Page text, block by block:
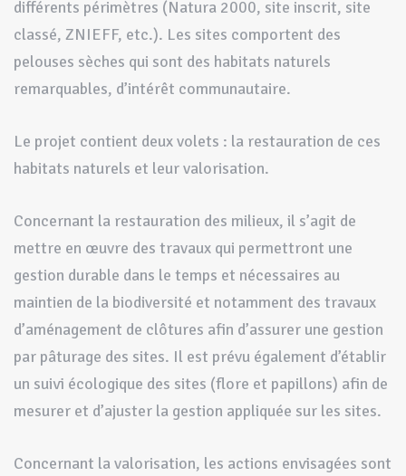
différents périmètres (Natura 2000, site inscrit, site
classé, ZNIEFF, etc.). Les sites comportent des
pelouses sèches qui sont des habitats naturels
remarquables, d’intérêt communautaire.
Le projet contient deux volets : la restauration de ces
habitats naturels et leur valorisation.
Concernant la restauration des milieux, il s’agit de
mettre en œuvre des travaux qui permettront une
gestion durable dans le temps et nécessaires au
maintien de la biodiversité et notamment des travaux
d’aménagement de clôtures afin d’assurer une gestion
par pâturage des sites. Il est prévu également d’établir
un suivi écologique des sites (flore et papillons) afin de
mesurer et d’ajuster la gestion appliquée sur les sites.
Concernant la valorisation, les actions envisagées sont